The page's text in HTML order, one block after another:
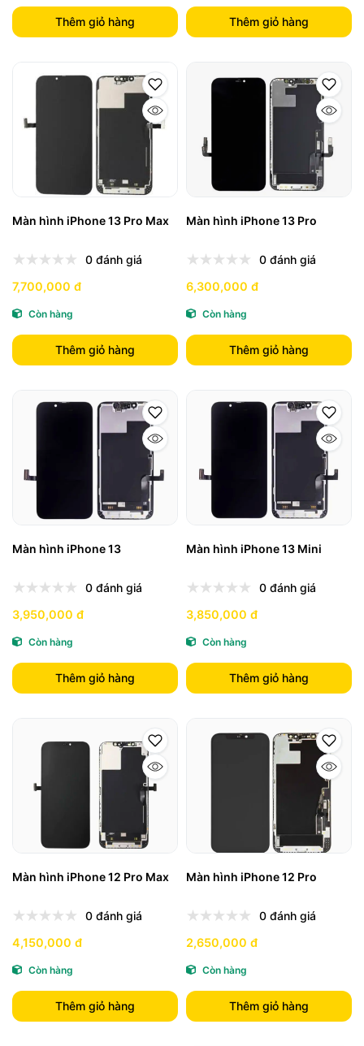
Thêm giỏ hàng Thêm giỏ hàng
Màn hình iPhone 13 Pro Max
0 đánh giá
7,700,000 đ
Còn hàng
Thêm giỏ hàng
Màn hình iPhone 13 Pro
0 đánh giá
6,300,000 đ
Còn hàng
Thêm giỏ hàng
Màn hình iPhone 13
0 đánh giá
3,950,000 đ
Còn hàng
Thêm giỏ hàng
Màn hình iPhone 13 Mini
0 đánh giá
3,850,000 đ
Còn hàng
Thêm giỏ hàng
Màn hình iPhone 12 Pro Max
0 đánh giá
4,150,000 đ
Còn hàng
Thêm giỏ hàng
Màn hình iPhone 12 Pro
0 đánh giá
2,650,000 đ
Còn hàng
Thêm giỏ hàng